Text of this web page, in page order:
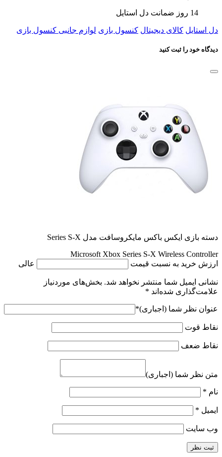
14 روز ضمانت دل استایل
دل استایل کالای دیجیتال کنسول بازی لوازم جانبی کنسول بازی
دیدگاه خود را ثبت کنید
دسته بازی ایکس باکس مایکروسافت مدل Series S-X
Microsoft Xbox Series S-X Wireless Controller
ارزش خرید به نسبت قیمت
عالی
نشانی ایمیل شما منتشر نخواهد شد. بخش‌های موردنیاز
علامت‌گذاری شده‌اند *
عنوان نظر شما (اجباری)*
نقاط قوت
نقاط ضعف
متن نظر شما (اجباری)
نام *
ایمیل *
وب‌ سایت